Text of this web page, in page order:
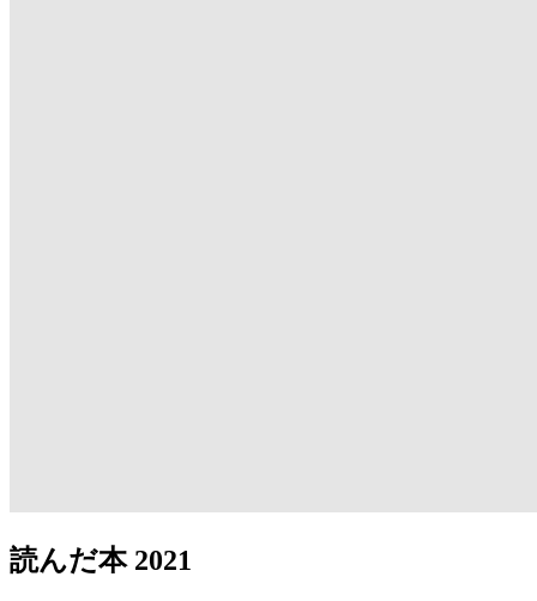
読んだ本 2021